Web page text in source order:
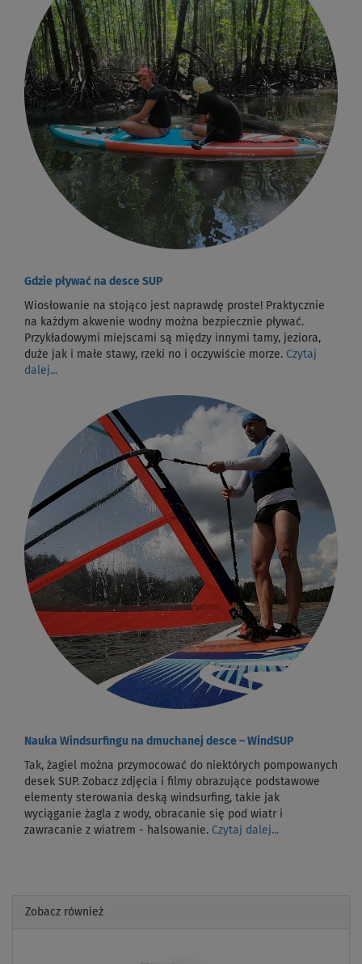
Gdzie pływać na desce SUP
Wiosłowanie na stojąco jest naprawdę proste! Praktycznie
na każdym akwenie wodny można bezpiecznie pływać.
Przykładowymi miejscami są między innymi tamy, jeziora,
duże jak i małe stawy, rzeki no i oczywiście morze. Czytaj
dalej...
Nauka Windsurfingu na dmuchanej desce – WindSUP
Tak, żagiel można przymocować do niektórych pompowanych
desek SUP. Zobacz zdjęcia i filmy obrazujące podstawowe
elementy sterowania deską windsurfing, takie jak
wyciąganie żagla z wody, obracanie się pod wiatr i
zawracanie z wiatrem - halsowanie. Czytaj dalej...
Zobacz również